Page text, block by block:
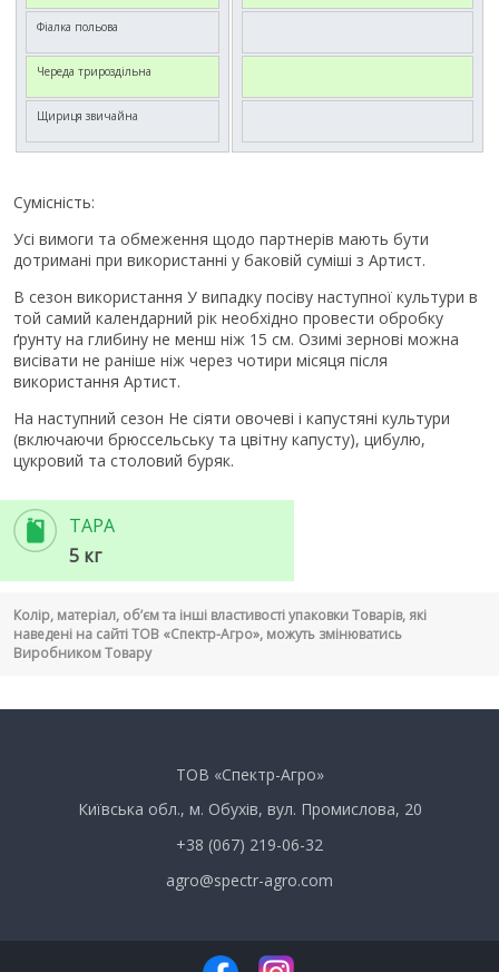
Фіалка польова
Череда трироздільна
Щириця звичайна
Сумісність:
Усі вимоги та обмеження щодо партнерів мають бути
дотримані при використанні у баковій суміші з Артист.
В сезон використання У випадку посіву наступної культури в
той самий календарний рік необхідно провести обробку
ґрунту на глибину не менш ніж 15 см. Озимі зернові можна
висівати не раніше ніж через чотири місяця після
використання Артист.
На наступний сезон Не сіяти овочеві і капустяні культури
(включаючи брюссельську та цвітну капусту), цибулю,
цукровий та столовий буряк.
ТАРА
5 кг
Колір, матеріал, об’єм та інші властивості упаковки Товарів, які
наведені на сайті ТОВ «Спектр-Агро», можуть змінюватись
Виробником Товару
ТОВ «Спектр-Агро»
Київська обл., м. Обухів, вул. Промислова, 20
+38 (067) 219-06-32
agro@spectr-agro.com